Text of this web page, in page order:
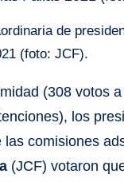
de
(foto: JCF).
(308 votos
los
las comisiones
(JCF) votaron